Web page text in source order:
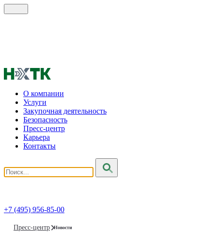
О компании
Услуги
Закупочная деятельность
Безопасность
Пресс-центр
Карьера
Контакты
+7 (495) 956-85-00
Пресс-центр Новости